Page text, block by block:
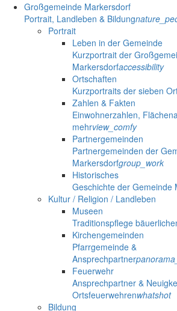
Großgemeinde Markersdorf
Portrait, Landleben & Bildung
Portrait
Leben in der Gemeinde
Kurzportrait der
Markersdorfaccessibility
Ortschaften
Kurzportraits der sieben
Zahlen & Fakten
Einwohnerzahlen,
mehrview_comfy
Partnergemeinden
Partnergemeinden der
Markersdorfgroup_work
Historisches
Geschichte der Gemeinde
Kultur / Religion / Landleben
Museen
Traditionspflege
Kirchengemeinden
Pfarrgemeinde &
Ansprechpartner
Feuerwehr
Ansprechpartner &
Ortsfeuerwehrenwhatshot
Bildung